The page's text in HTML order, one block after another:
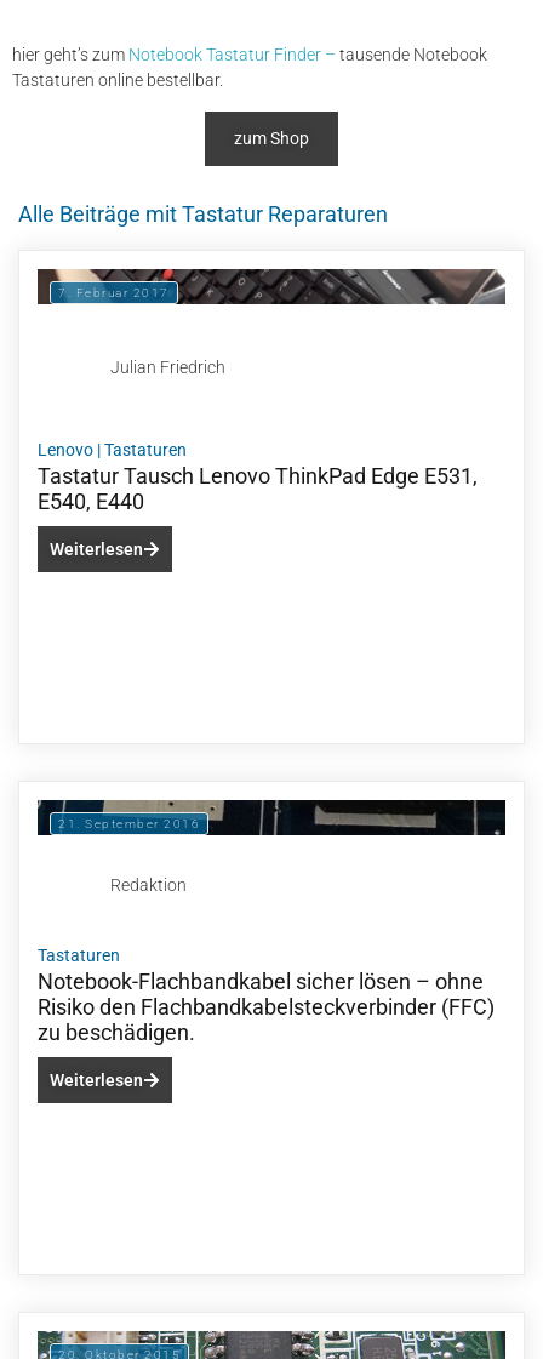
hier geht’s zum Notebook Tastatur Finder – tausende Notebook
Tastaturen online bestellbar.
zum Shop
Alle Beiträge mit Tastatur Reparaturen
7. Februar 2017
Julian Friedrich
Lenovo |Tastaturen
Tastatur Tausch Lenovo ThinkPad Edge E531,
E540, E440
Weiterlesen
21. September 2016
Redaktion
Tastaturen
Notebook-Flachbandkabel sicher lösen – ohne
Risiko den Flachbandkabelsteckverbinder (FFC)
zu beschädigen.
Weiterlesen
20. Oktober 2015